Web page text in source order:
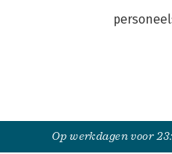
Op werkdagen voor